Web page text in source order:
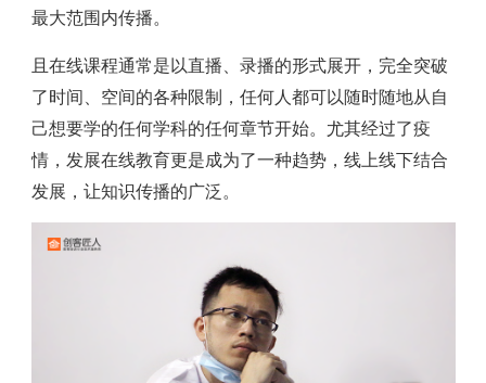
最大范围内传播。
且在线课程通常是以直播、录播的形式展开，完全突破
了时间、空间的各种限制，任何人都可以随时随地从自
己想要学的任何学科的任何章节开始。尤其经过了疫
情，发展在线教育更是成为了一种趋势，线上线下结合
发展，让知识传播的广泛。